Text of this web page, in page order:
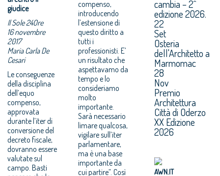
giudice
Il Sole 24Ore
16 novembre
2017
Maria Carla De
Cesari
Le conseguenze
della disciplina
dell’equo
compenso,
approvata
durante l’iter di
conversione del
decreto fiscale,
dovranno essere
valutate sul
campo. Basti
compenso,
introducendo
l’estensione di
questo diritto a
tutti i
professionisti. E’
un risultato che
aspettavamo da
tempo e lo
consideriamo
molto
importante.
Sarà necessario
limare qualcosa,
vigilare sull’iter
parlamentare,
ma è una base
importante da
cui partire”. Così
cambia – 2^
edizione 2026.
22
Set
Osteria
dell'Architetto a
Marmomac
28
Nov
Premio
Architettura
Città di Oderzo
XX Edizione
2026
AWN.IT